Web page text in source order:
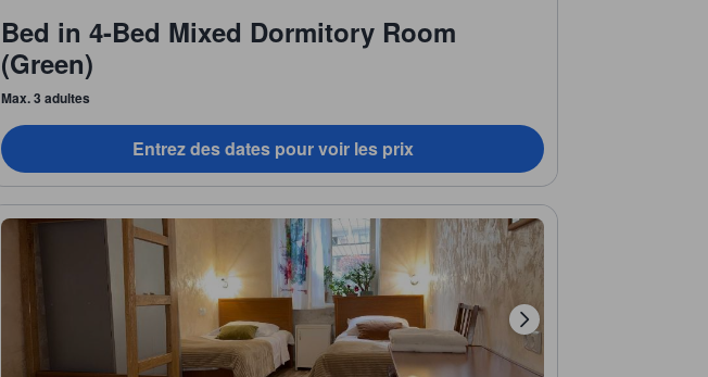
Bed in 4-Bed Mixed Dormitory Room
(Green)
Max. 3 adultes
Entrez des dates pour voir les prix